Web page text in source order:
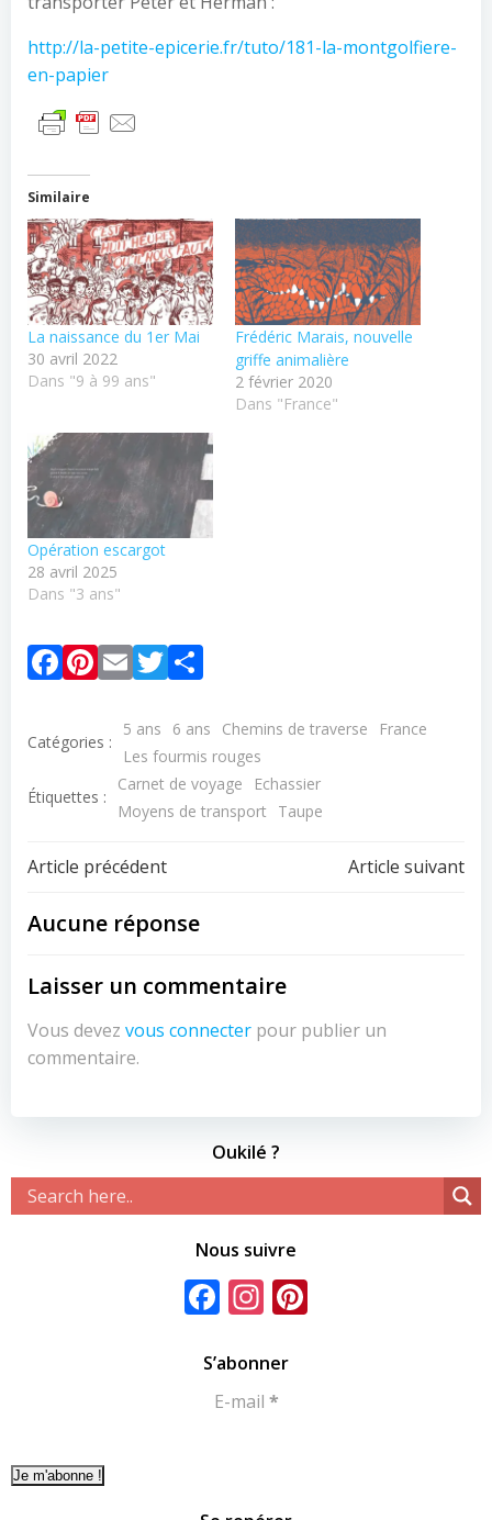
http://la-petite-epicerie.fr/tuto/181-la-montgolfiere-
en-papier
Similaire
La naissance du 1er Mai
30 avril 2022
Dans "9 à 99 ans"
Frédéric Marais, nouvelle
griffe animalière
2 février 2020
Dans "France"
Opération escargot
28 avril 2025
Dans "3 ans"
Facebook
Pinterest
EmailTwitter
Catégories :
5 ans 6 ans Chemins de traverse
France
Les fourmis rouges
Étiquettes :
Carnet de voyage
Echassier
Moyens de transport
Taupe
Navigation
de
l’article
Article précédent
Navigation
l’article
Article suivant
Aucune réponse
Laisser un commentaire
Vous devez vous connecter pour publier un
commentaire.
Oukilé ?
Nous suivre
Facebook
Instagram
S’abonner
E-mail *